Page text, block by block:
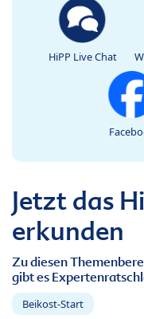
HiPP Live Chat
Jetzt das
erkunden
Zu diesen
gibt es
Beikost-Start